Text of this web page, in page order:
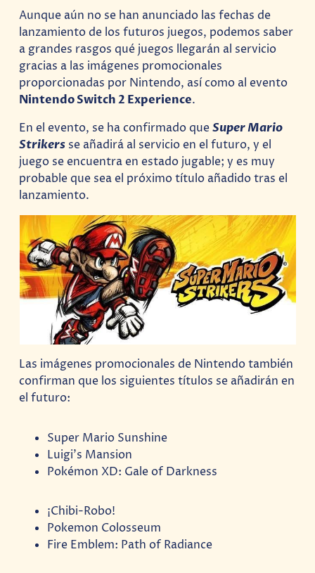
Aunque aún no se han anunciado las fechas de
lanzamiento de los futuros juegos, podemos saber
a grandes rasgos qué juegos llegarán al servicio
gracias a las imágenes promocionales
proporcionadas por Nintendo, así como al evento
Nintendo Switch 2 Experience.
En el evento, se ha confirmado queSuper Mario
Strikers se añadirá al servicio en el futuro, y el
juego se encuentra en estado jugable; y es muy
probable que sea el próximo título añadido tras el
lanzamiento.
Las imágenes promocionales de Nintendo también
confirman que los siguientes títulos se añadirán en
el futuro:
Super Mario Sunshine
Luigi’s Mansion
Pokémon XD: Gale of Darkness
¡Chibi-Robo!
Pokemon Colosseum
Fire Emblem: Path of Radiance